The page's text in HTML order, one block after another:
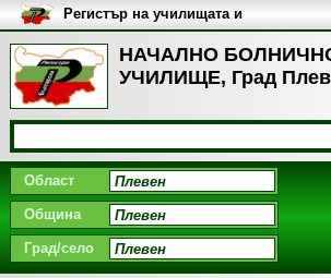
НАЧАЛНО
УЧИЛИЩЕ, Град
Регистър на училищата и
университетите в България
Област
Община
Град/село